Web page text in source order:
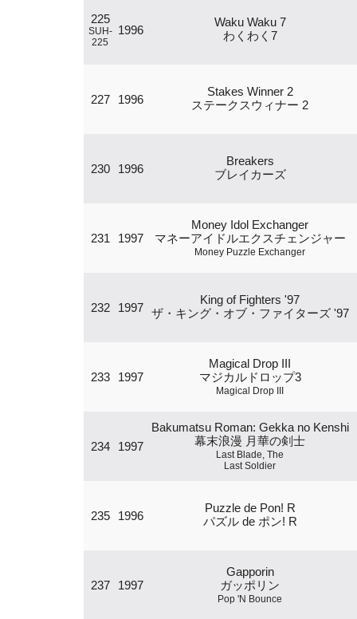
225
SUH-
225
1996
Waku Waku 7
わくわく7
227 1996
Stakes Winner 2
ステークスウィナー 2
230 1996
Breakers
ブレイカーズ
231 1997
Money Idol Exchanger
マネーアイドルエクスチェンジャー
Money Puzzle Exchanger
232 1997
King of Fighters '97
ザ・キング・オブ・ファイターズ '97
233 1997
Magical Drop III
マジカルドロップ3
Magical Drop III
234 1997
Bakumatsu Roman: Gekka no Kenshi
幕末浪漫 月華の剣士
Last Blade, The
Last Soldier
235 1996
Puzzle de Pon! R
パズル de ポン! R
237 1997
Gapporin
ガッポリン
Pop 'N Bounce